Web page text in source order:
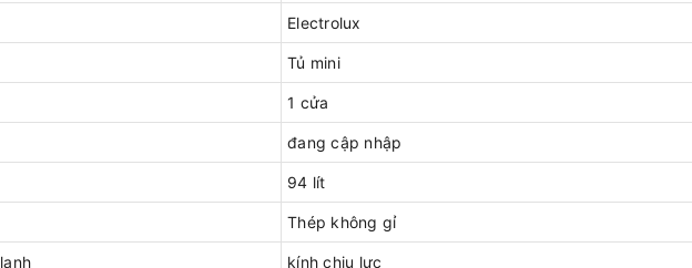
Electrolux
Tủ mini
1 cửa
đang cập nhập
94 lít
Thép không gỉ
kính chịu lực